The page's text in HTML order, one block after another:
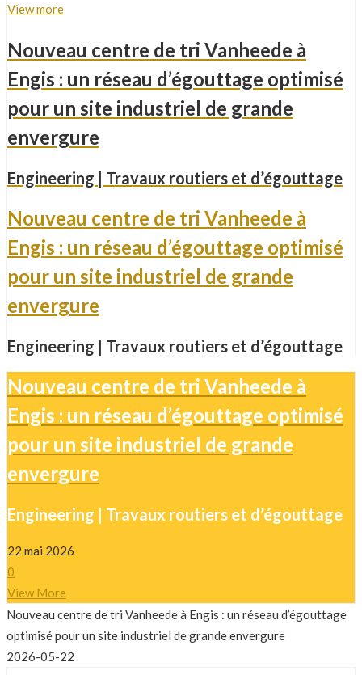
View more
Nouveau centre de tri Vanheede à
Engis : un réseau d’égouttage optimisé
pour un site industriel de grande
envergure
Engineering | Travaux routiers et d’égouttage
Nouveau centre de tri Vanheede à
Engis : un réseau d’égouttage optimisé
pour un site industriel de grande
envergure
Engineering | Travaux routiers et d’égouttage
Nouveau centre de tri Vanheede à
Engis : un réseau d’égouttage optimisé
pour un site industriel de grande
envergure
Engineering | Travaux routiers et d’égouttage
22 mai 2026
0
View More
Nouveau centre de tri Vanheede à Engis : un réseau d’égouttage
optimisé pour un site industriel de grande envergure
2026-05-22